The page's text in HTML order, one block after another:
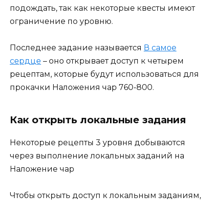
подождать, так как некоторые квесты имеют
ограничение по уровню.
Последнее задание называется В самое
сердце – оно открывает доступ к четырем
рецептам, которые будут использоваться для
прокачки Наложения чар 760-800.
Как открыть локальные задания
Некоторые рецепты 3 уровня добываются
через выполнение локальных заданий на
Наложение чар
Чтобы открыть доступ к локальным заданиям,